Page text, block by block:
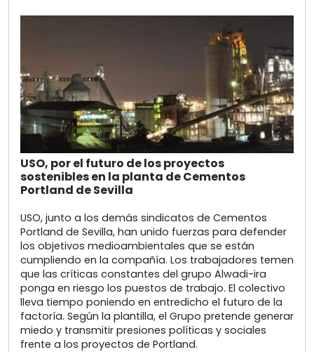
USO, por el futuro de los proyectos
sostenibles en la planta de Cementos
Portland de Sevilla
USO, junto a los demás sindicatos de Cementos
Portland de Sevilla, han unido fuerzas para defender
los objetivos medioambientales que se están
cumpliendo en la compañía. Los trabajadores temen
que las críticas constantes del grupo Alwadi-ira
ponga en riesgo los puestos de trabajo. El colectivo
lleva tiempo poniendo en entredicho el futuro de la
factoría. Según la plantilla, el Grupo pretende generar
miedo y transmitir presiones políticas y sociales
frente a los proyectos de Portland.